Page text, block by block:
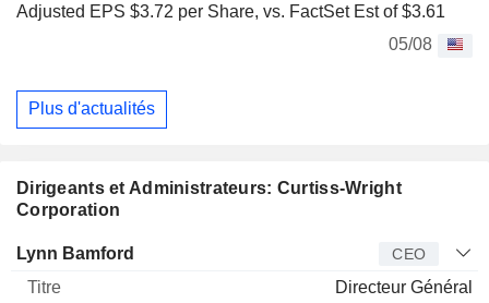
Adjusted EPS $3.72 per Share, vs. FactSet Est of $3.61
05/08
Plus d'actualités
Dirigeants et Administrateurs: Curtiss-Wright
Corporation
Dirigeant Titre
Lynn Bamford CEO
Directeur Général